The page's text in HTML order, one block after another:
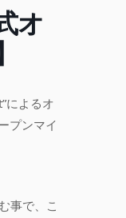
オ
によるオ
プンマイ
事で、こ